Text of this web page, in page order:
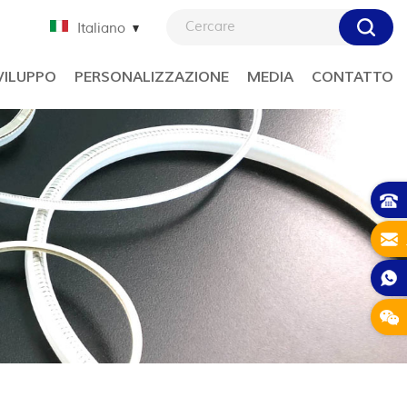
Italiano
PERSONALIZZAZIONE MEDIA CONTATTO